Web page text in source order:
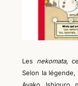
Les nekomata,
Selon la légende,